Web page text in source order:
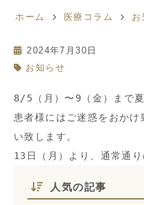
ホーム 医療コラム お
2024年7月30日
お知らせ
8/5（月）〜9（金）まで
患者様にはご迷惑をおか
い致します。
13日（月）より、通常通
人気の記事